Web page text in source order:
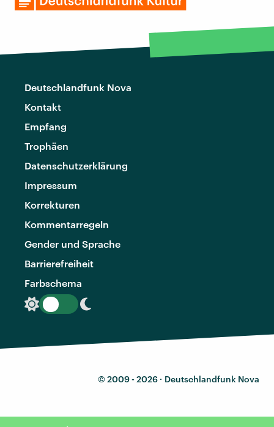
Deutschlandfunk Nova
Kontakt
Empfang
Trophäen
Datenschutzerklärung
Impressum
Korrekturen
Kommentarregeln
Gender und Sprache
Barrierefreiheit
Farbschema
© 2009 - 2026 · Deutschlandfunk Nova